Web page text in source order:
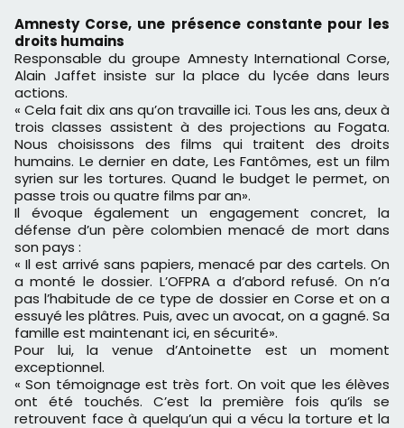
Amnesty Corse, une présence constante pour les
droits humains
Responsable du groupe Amnesty International Corse,
Alain Jaffet insiste sur la place du lycée dans leurs
actions.
« Cela fait dix ans qu’on travaille ici. Tous les ans, deux à
trois classes assistent à des projections au Fogata.
Nous choisissons des films qui traitent des droits
humains. Le dernier en date, Les Fantômes, est un film
syrien sur les tortures. Quand le budget le permet, on
passe trois ou quatre films par an».
Il évoque également un engagement concret, la
défense d’un père colombien menacé de mort dans
son pays :
« Il est arrivé sans papiers, menacé par des cartels. On
a monté le dossier. L’OFPRA a d’abord refusé. On n’a
pas l’habitude de ce type de dossier en Corse et on a
essuyé les plâtres. Puis, avec un avocat, on a gagné. Sa
famille est maintenant ici, en sécurité».
Pour lui, la venue d’Antoinette est un moment
exceptionnel.
« Son témoignage est très fort. On voit que les élèves
ont été touchés. C’est la première fois qu’ils se
retrouvent face à quelqu’un qui a vécu la torture et la